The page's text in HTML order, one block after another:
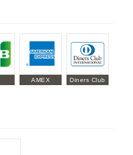
AMEX Diners Club